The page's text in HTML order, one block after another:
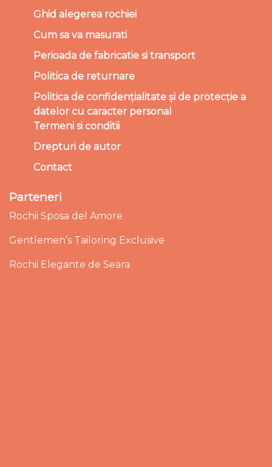
Ghid alegerea rochiei
Cum sa va masurati
Perioada de fabricatie si transport
Politica de returnare
Politica de confidențialitate și de protecție a
datelor cu caracter personal
Termeni si conditii
Drepturi de autor
Contact
Parteneri
Rochii Sposa del Amore
Gentlemen’s Tailoring Exclusive
Rochii Elegante de Seara